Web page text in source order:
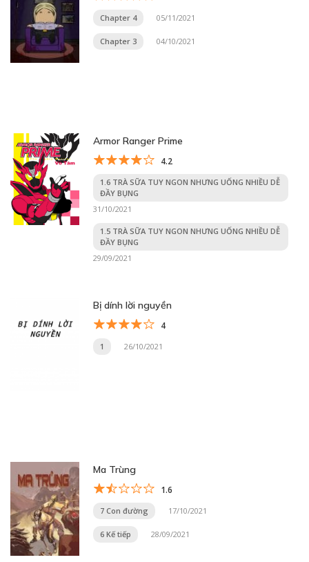
Chapter 4 05/11/2021
Chapter 3 04/10/2021
Armor Ranger Prime
4.2
1.6 TRÀ SỮA TUY NGON NHƯNG UỐNG NHIỀU DỄ
ĐẦY BỤNG
31/10/2021
1.5 TRÀ SỮA TUY NGON NHƯNG UỐNG NHIỀU DỄ
ĐẦY BỤNG
29/09/2021
Bị dính lời nguyền
4
1 26/10/2021
Ma Trùng
1.6
7 Con đường 17/10/2021
6 Kế tiếp 28/09/2021